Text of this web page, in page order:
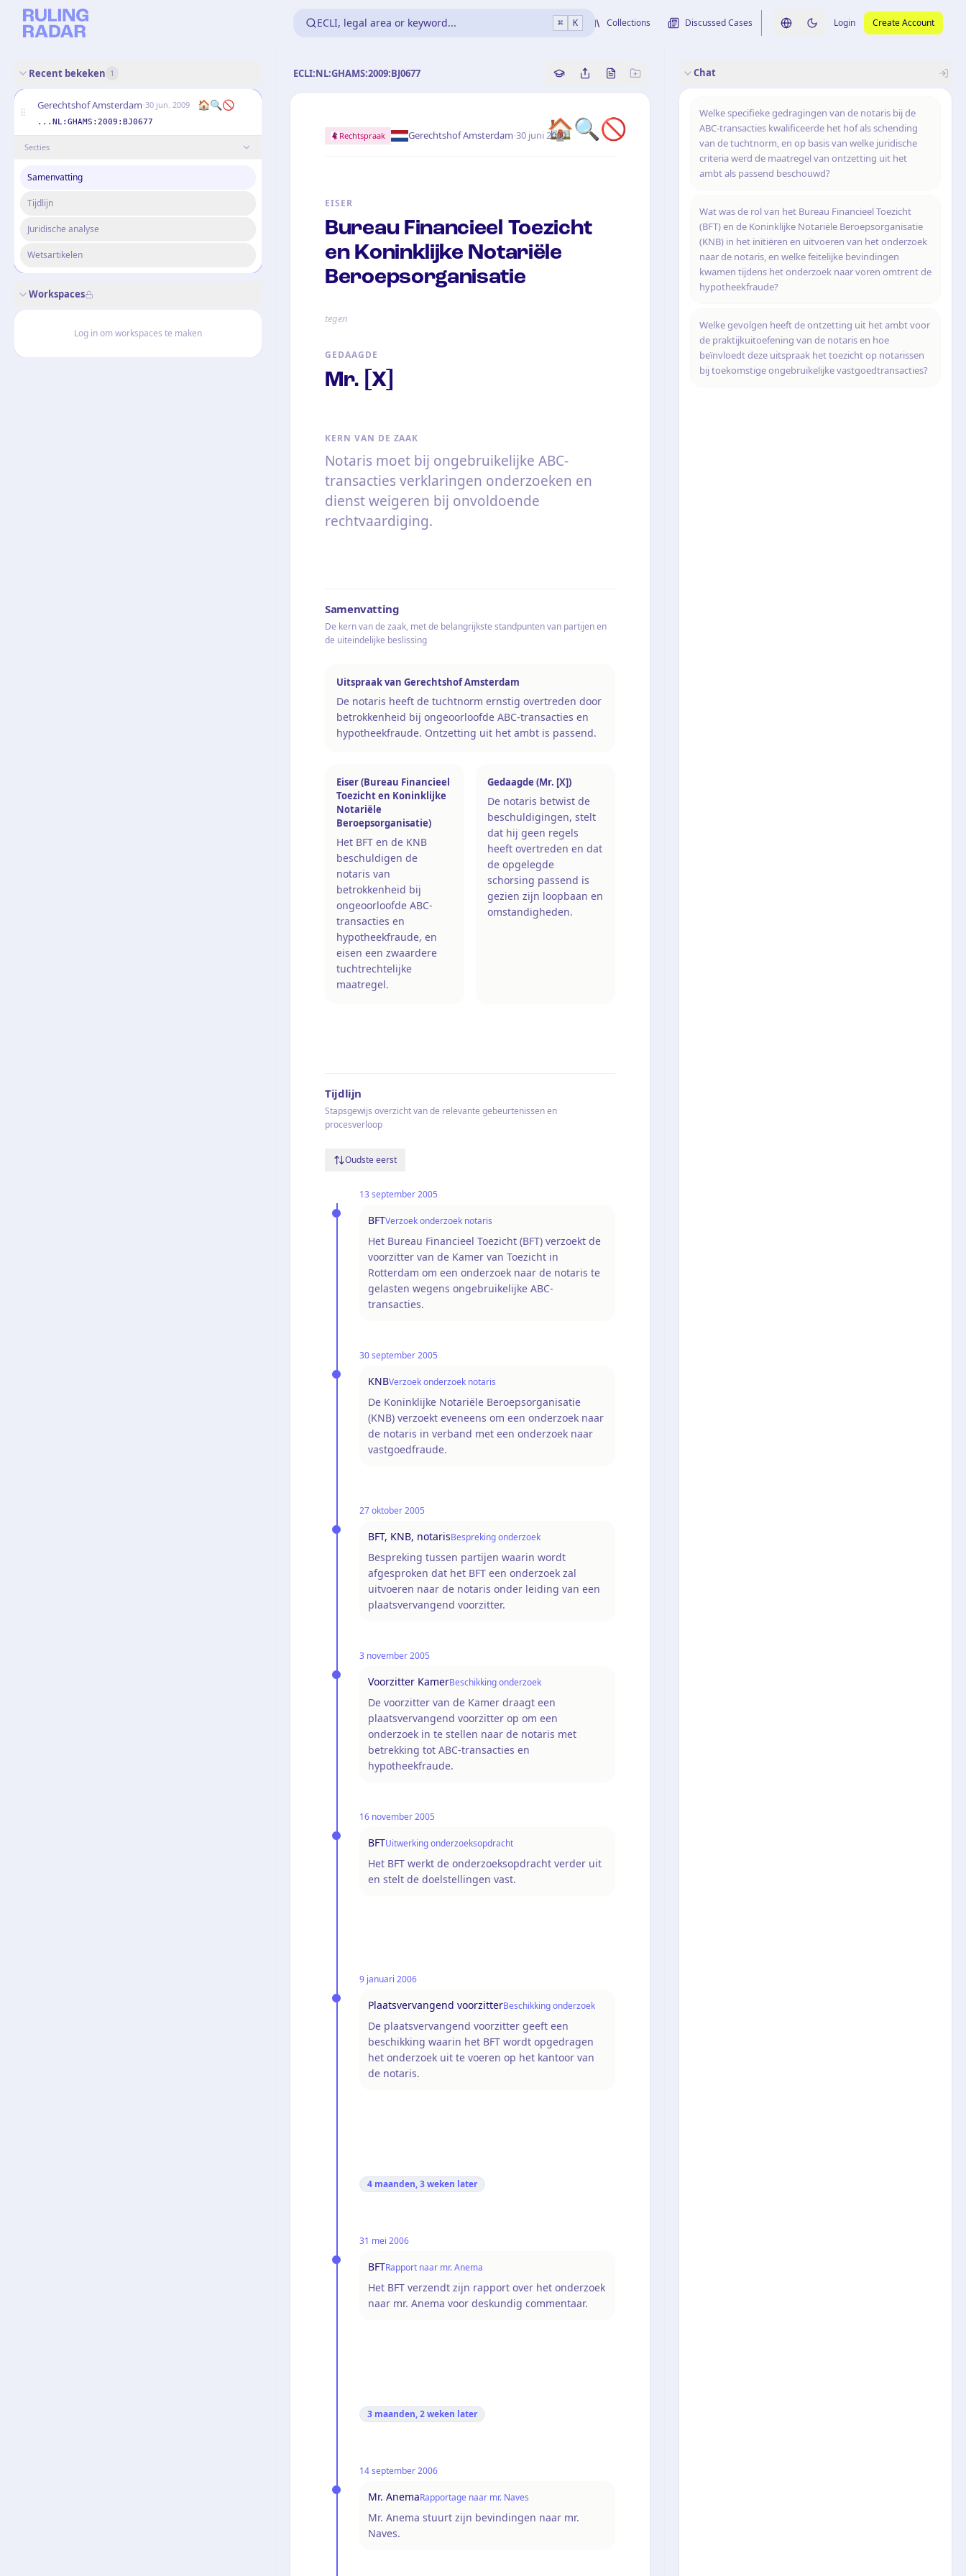
ECLI, legal area or keyword... ⌘ K Collections Discussed Cases Switch language
Switch to dark theme
Login Create Account
Recent bekeken 1
Gerechtshof Amsterdam·30 jun. 2009 🏠🔍🚫
...NL:GHAMS:2009:BJ0677
Secties
Samenvatting
Tijdlijn
Juridische analyse
Wetsartikelen
Workspaces
Log in om workspaces te maken
ECLI:NL:GHAMS:2009:BJ0677 Copy source reference
Share this analysis
Bekijk originele uitspraak
🏠🔍🚫
Rechtspraak Gerechtshof Amsterdam·30 juni 2009
EISER
Bureau Financieel Toezicht
en Koninklijke Notariële
Beroepsorganisatie
tegen
GEDAAGDE
Mr. [X]
KERN VAN DE ZAAK
Notaris moet bij ongebruikelijke ABC-
transacties verklaringen onderzoeken en
dienst weigeren bij onvoldoende
rechtvaardiging.
Samenvatting
De kern van de zaak, met de belangrijkste standpunten van partijen en
de uiteindelijke beslissing
Uitspraak van Gerechtshof Amsterdam
De notaris heeft de tuchtnorm ernstig overtreden door
betrokkenheid bij ongeoorloofde ABC-transacties en
hypotheekfraude. Ontzetting uit het ambt is passend.
Eiser (Bureau Financieel
Toezicht en Koninklijke
Notariële
Beroepsorganisatie)
Het BFT en de KNB
beschuldigen de
notaris van
betrokkenheid bij
ongeoorloofde ABC-
transacties en
hypotheekfraude, en
eisen een zwaardere
tuchtrechtelijke
maatregel.
Gedaagde (Mr. [X])
De notaris betwist de
beschuldigingen, stelt
dat hij geen regels
heeft overtreden en dat
de opgelegde
schorsing passend is
gezien zijn loopbaan en
omstandigheden.
Tijdlijn
Stapsgewijs overzicht van de relevante gebeurtenissen en
procesverloop
Oudste eerst
13 september 2005
BFTVerzoek onderzoek notaris
Het Bureau Financieel Toezicht (BFT) verzoekt de
voorzitter van de Kamer van Toezicht in
Rotterdam om een onderzoek naar de notaris te
gelasten wegens ongebruikelijke ABC-
transacties.
30 september 2005
KNBVerzoek onderzoek notaris
De Koninklijke Notariële Beroepsorganisatie
(KNB) verzoekt eveneens om een onderzoek naar
de notaris in verband met een onderzoek naar
vastgoedfraude.
27 oktober 2005
BFT, KNB, notarisBespreking onderzoek
Bespreking tussen partijen waarin wordt
afgesproken dat het BFT een onderzoek zal
uitvoeren naar de notaris onder leiding van een
plaatsvervangend voorzitter.
3 november 2005
Voorzitter KamerBeschikking onderzoek
De voorzitter van de Kamer draagt een
plaatsvervangend voorzitter op om een
onderzoek in te stellen naar de notaris met
betrekking tot ABC-transacties en
hypotheekfraude.
16 november 2005
BFTUitwerking onderzoeksopdracht
Het BFT werkt de onderzoeksopdracht verder uit
en stelt de doelstellingen vast.
9 januari 2006
Plaatsvervangend voorzitterBeschikking onderzoek
De plaatsvervangend voorzitter geeft een
beschikking waarin het BFT wordt opgedragen
het onderzoek uit te voeren op het kantoor van
de notaris.
4 maanden, 3 weken later
31 mei 2006
BFTRapport naar mr. Anema
Het BFT verzendt zijn rapport over het onderzoek
naar mr. Anema voor deskundig commentaar.
3 maanden, 2 weken later
14 september 2006
Mr. AnemaRapportage naar mr. Naves
Mr. Anema stuurt zijn bevindingen naar mr.
Naves.
Chat
Welke specifieke gedragingen van de notaris bij de
ABC-transacties kwalificeerde het hof als schending
van de tuchtnorm, en op basis van welke juridische
criteria werd de maatregel van ontzetting uit het
ambt als passend beschouwd?
Wat was de rol van het Bureau Financieel Toezicht
(BFT) en de Koninklijke Notariële Beroepsorganisatie
(KNB) in het initiëren en uitvoeren van het onderzoek
naar de notaris, en welke feitelijke bevindingen
kwamen tijdens het onderzoek naar voren omtrent de
hypotheekfraude?
Welke gevolgen heeft de ontzetting uit het ambt voor
de praktijkuitoefening van de notaris en hoe
beïnvloedt deze uitspraak het toezicht op notarissen
bij toekomstige ongebruikelijke vastgoedtransacties?